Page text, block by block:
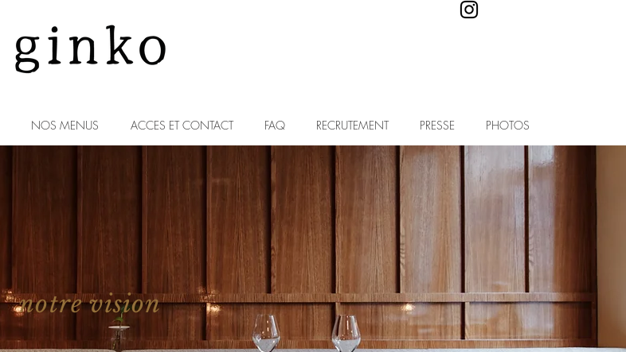
NOS MENUS ACCES ET CONTACT FAQ RECRUTEMENT PRESSE PHOTOS
notre vision